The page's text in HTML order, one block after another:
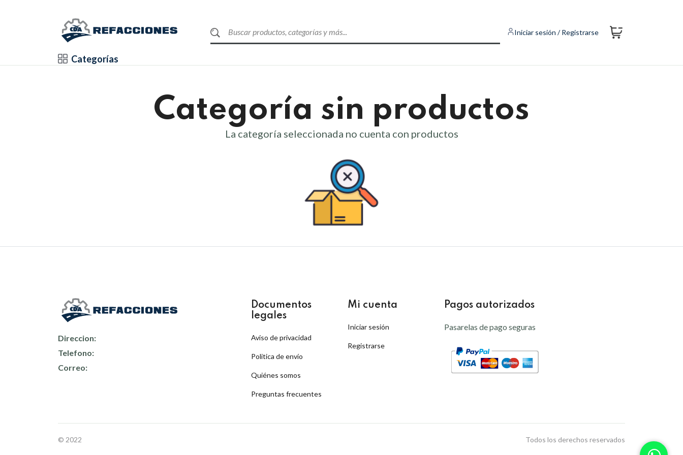
Iniciar sesión / Registrarse
Categorías
Categoría sin productos
La categoría seleccionada no cuenta con productos
Direccion:
Telefono:
Correo:
Documentos
legales
Aviso de privacidad
Politica de envío
Quiénes somos
Preguntas frecuentes
Mi cuenta
Iniciar sesión
Registrarse
Pagos autorizados
Pasarelas de pago seguras
© 2022 Todos los derechos reservados